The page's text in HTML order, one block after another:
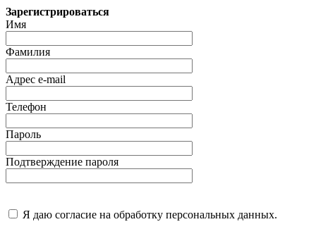
Зарегистрироваться
Имя
Фамилия
Адрес e-mail
Телефон
Пароль
Подтверждение пароля
Я даю согласие на обработку персональных данных.